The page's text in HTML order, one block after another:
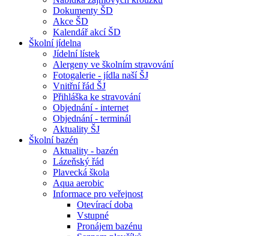
Dokumenty ŠD
Akce ŠD
Kalendář akcí ŠD
Školní jídelna
Jídelní lístek
Alergeny ve školním stravování
Fotogalerie - jídla naší ŠJ
Vnitřní řád ŠJ
Přihláška ke stravování
Objednání - internet
Objednání - terminál
Aktuality ŠJ
Školní bazén
Aktuality - bazén
Lázeňský řád
Plavecká škola
Aqua aerobic
Informace pro veřejnost
Otevírací doba
Vstupné
Pronájem bazénu